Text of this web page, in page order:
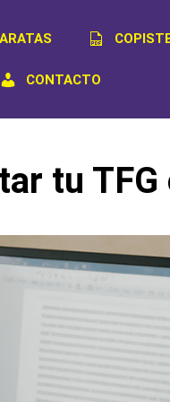
CONTACTO
tu